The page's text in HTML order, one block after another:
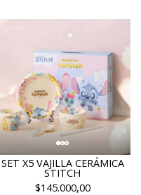
SET X5 VAJILLA CERÁMICA
STITCH
$145.000,00